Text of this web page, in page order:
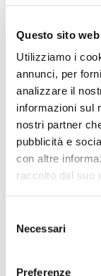
Questo sito
Utilizziamo i
annunci, per
analizzare il
informazioni sul
nostri partner
pubblicità e
con altre
raccolto dal suo
delNecessari
Preferenze